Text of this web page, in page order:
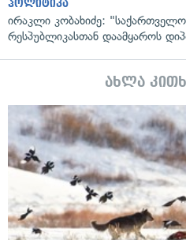
პოლიტიკა
ირაკლი კობახიძე:
რესპუბლიკასთან დაამყაროს
ახლა